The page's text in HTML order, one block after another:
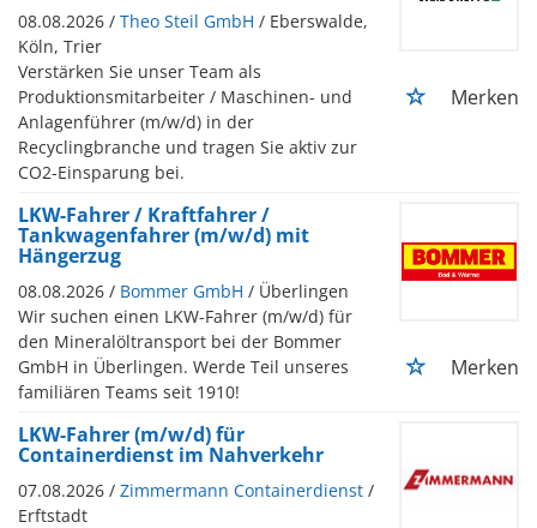
08.08.2026 / Theo Steil GmbH / Eberswalde,
Köln, Trier
Verstärken Sie unser Team als
Produktionsmitarbeiter / Maschinen- und
Anlagenführer (m/w/d) in der
Recyclingbranche und tragen Sie aktiv zur
CO2-Einsparung bei.
Merken
LKW-Fahrer / Kraftfahrer /
Tankwagenfahrer (m/w/d) mit
Hängerzug
08.08.2026 / Bommer GmbH / Überlingen
Wir suchen einen LKW-Fahrer (m/w/d) für
den Mineralöltransport bei der Bommer
GmbH in Überlingen. Werde Teil unseres
familiären Teams seit 1910!
Merken
LKW-Fahrer (m/w/d) für
Containerdienst im Nahverkehr
07.08.2026 / Zimmermann Containerdienst /
Erftstadt